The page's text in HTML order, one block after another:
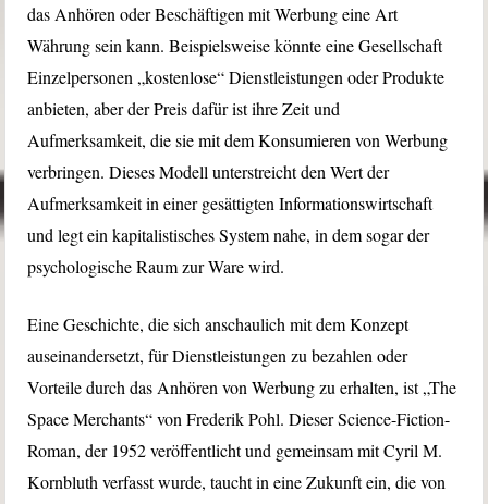
das Anhören oder Beschäftigen mit Werbung eine Art
Währung sein kann. Beispielsweise könnte eine Gesellschaft
Einzelpersonen „kostenlose“ Dienstleistungen oder Produkte
anbieten, aber der Preis dafür ist ihre Zeit und
Aufmerksamkeit, die sie mit dem Konsumieren von Werbung
verbringen. Dieses Modell unterstreicht den Wert der
Aufmerksamkeit in einer gesättigten Informationswirtschaft
und legt ein kapitalistisches System nahe, in dem sogar der
psychologische Raum zur Ware wird.
Eine Geschichte, die sich anschaulich mit dem Konzept
auseinandersetzt, für Dienstleistungen zu bezahlen oder
Vorteile durch das Anhören von Werbung zu erhalten, ist „The
Space Merchants“ von Frederik Pohl. Dieser Science-Fiction-
Roman, der 1952 veröffentlicht und gemeinsam mit Cyril M.
Kornbluth verfasst wurde, taucht in eine Zukunft ein, die von